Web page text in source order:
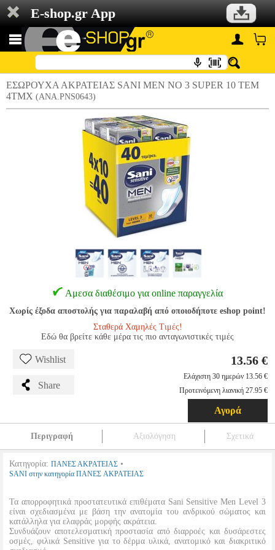
E-shop.gr App
ΕΣΩΡΟΥΧΑ ΑΚΡΑΤΕΙΑΣ SANI MEN ΝΟ 3 SUPER 10 ΤΕΜ
4ΤΜΧ (ANA.PNS0643)
Αμεσα διαθέσιμο για online παραγγελία
Χωρίς έξοδα αποστολής για παραλαβή από οποιοδήποτε eshop point!
Σταθερά Χαμηλές Τιμές!
Εδώ θα βρείτε κάθε μέρα τις πιο ανταγωνιστικές τιμές
Wishlist
Share
13.56 €
Ελάχιστη 30 ημερών 13.56 €
Προτεινόμενη λιανική 27.95 €
Αγορά
Περιγραφή Αξιολόγηση Σχετικά
Κατηγορία: ΠΑΝΕΣ ΑΚΡΑΤΕΙΑΣ •
SANI στην κατηγορία ΠΑΝΕΣ ΑΚΡΑΤΕΙΑΣ
Τα απορροφητικά προστατευτικά επιθέματα Sani Sensitive Men Level 3
είναι σχεδιασμένα με βάση την ανατομία του ανδρικού σώματος και
κατάλληλα για ελαφράς μορφής ακράτεια.
Συνδυάζουν αποτελεσματική προστασία από διαρροές και δυσάρεστες
οσμές, φιλικά Sensitive για το δέρμα υλικά, ανατομικό και διακριτικό